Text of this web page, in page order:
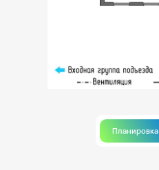
Планировка